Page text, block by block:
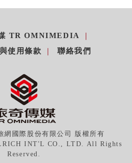
TR OMNIMEDIA
使用條款
聯絡我們
網國際股份有限公司 版權所有
INT'L CO., LTD. All Rights
Reserved.